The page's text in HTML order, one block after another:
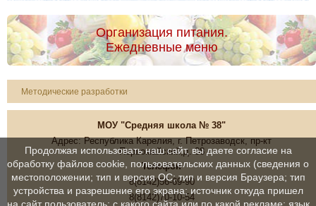
Организация питания.
Ежедневные меню
Методические разработки
МОУ "Средняя школа № 38"
Адрес: Республика Карелия, г. Петрозаводск, пр-кт
Первомайский,д. 38
Телефон
8(8142)56-69-90
8(8142)70-10-54
Продолжая использовать наш сайт, вы даете согласие на
обработку файлов cookie, пользовательских данных (сведения о
местоположении; тип и версия ОС; тип и версия Браузера; тип
устройства и разрешение его экрана; источник откуда пришел